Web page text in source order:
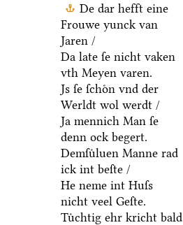
De dar hefft eine
Frouwe yunck van
Jaren /
Da late ſe nicht vaken
vth Meyen varen.
Js ſe ſchoͤn vnd der
Werldt wol werdt /
Ja mennich Man ſe
denn ock begert.
Demſuͤluen Manne rad
ick int beſte /
He neme int Huſs
nicht veel Geſte.
Tuͤchtig ehr kricht bald